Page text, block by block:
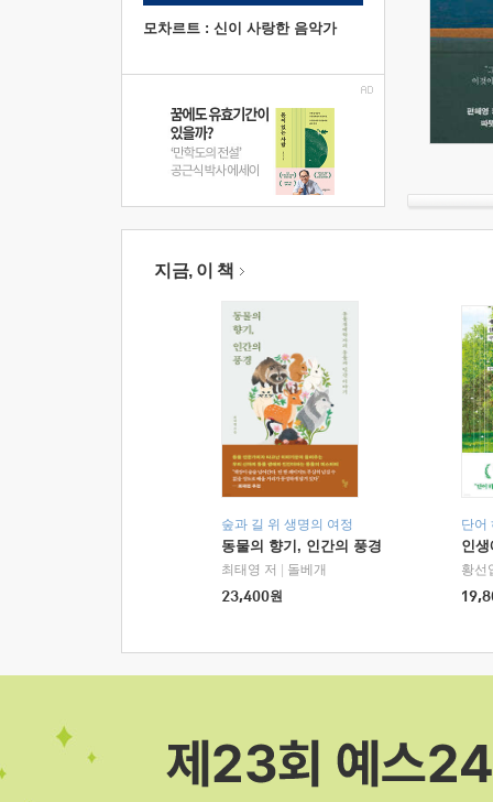
모차르트 : 신이 사랑한 음악가
지금, 이 책
숲과 길 위 생명의 여정
동물의 향기, 인간의 풍경
최태영 저
돌베개
23,400원
단어
인
황선